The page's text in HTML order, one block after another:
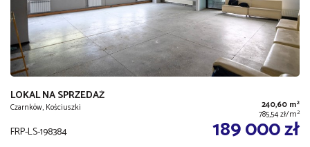
LOKAL NA SPRZEDAŻ
Czarnków, Kościuszki 240,60 m2
785,54 zł/m2
FRP-LS-198384 189 000 zł